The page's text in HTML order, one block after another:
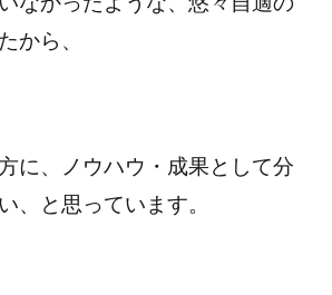
から、
に、ノウハウ・成果として分
、と思っています。